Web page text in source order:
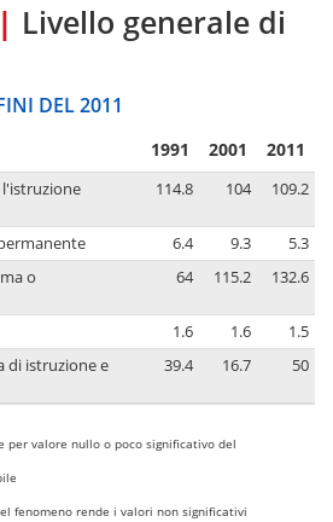
| Livello generale di
DEL 2011
1991 2001 2011
l'istruzione
114.8 104 109.2
6.4 9.3
5.3
o
64 115.2 132.6
1.6 1.6
1.5
di istruzione e
39.4 16.7 50
per valore nullo o poco significativo del
fenomeno rende i valori non significativi